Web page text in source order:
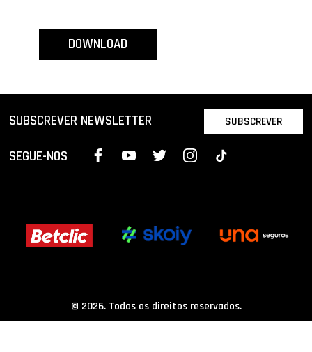
ÁREA TÉCNICA
PROJETOS
LIGA BETCLIC FEMININA
DOWNLOAD
SUBSCREVER NEWSLETTER SUBSCREVER
SEGUE-NOS
© 2026. Todos os direitos reservados.